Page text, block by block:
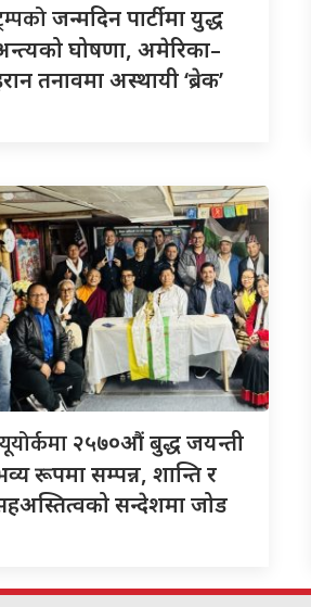
जन्मदिन पार्टीमा युद्ध
घोषणा, अमेरिका–
तनावमा अस्थायी ‘ब्रेक’
२५७०औं बुद्ध जयन्ती
रूपमा सम्पन्न, शान्ति र
सन्देशमा जोड